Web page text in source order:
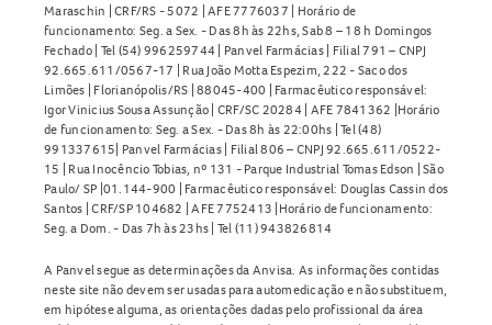
Maraschin | CRF/RS - 5072 | AFE 7776037 | Horário de
funcionamento: Seg. a Sex. - Das 8h às 22hs, Sab 8 – 18 h Domingos
Fechado | Tel (54) 996259744 | Panvel Farmácias | Filial 791 – CNPJ
92.665.611/0567-17 | Rua João Motta Espezim, 222 - Saco dos
Limões | Florianópolis/RS | 88045-400 | Farmacêutico responsável:
Igor Vinicius Sousa Assunção | CRF/SC 20284 | AFE 7841362 |Horário
de funcionamento: Seg. a Sex. - Das 8h às 22:00hs | Tel (48)
991337615| Panvel Farmácias | Filial 806 – CNPJ 92.665.611/0522-
15 | Rua Inocêncio Tobias, nº 131 - Parque Industrial Tomas Edson | São
Paulo/ SP |01.144-900 | Farmacêutico responsável: Douglas Cassin dos
Santos | CRF/SP 104682 | AFE 7752413 |Horário de funcionamento:
Seg. a Dom. - Das 7h às 23hs | Tel (11) 943826814
A Panvel segue as determinações da Anvisa. As informações contidas
neste site não devem ser usadas para automedicação e não substituem,
em hipótese alguma, as orientações dadas pelo profissional da área